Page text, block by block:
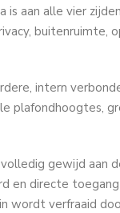
aan alle vier
intern
plafondhoogtes,
gewijd aan
en directe
wordt verfraaid